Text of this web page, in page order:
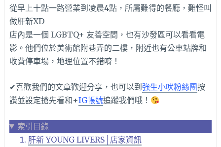
從早上十點一路營業到凌晨4點，所屬難得的餐廳，難怪叫
做肝新XD
店內是一個 LGBTQ+ 友善空間，也有沙發區可以看看電
影。他們位於美術館附巷弄的二樓，附近也有公車站牌和
收費停車場，地理位置不錯唷！
✔喜歡我們的文章歡迎分享，也可以到 強生小吠粉絲團按
讚並設定搶先看和+IG帳號追蹤我們哦！
索引目錄
肝新 YOUNG LIVERS│店家資訊